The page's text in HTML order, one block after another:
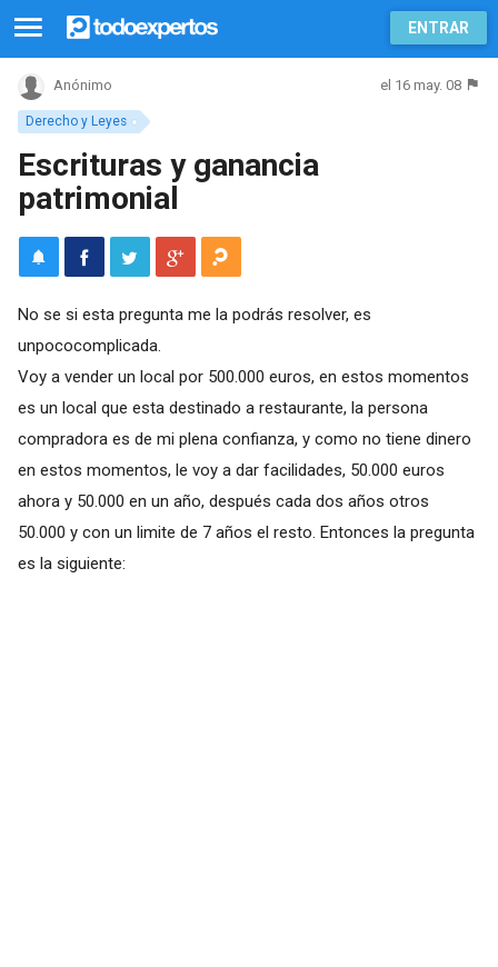
ENTRAR
Derecho y Leyes
Anónimo el 16 may. 08
Escrituras y ganancia
patrimonial
No se si esta pregunta me la podrás resolver, es
unpococomplicada.
Voy a vender un local por 500.000 euros, en estos momentos
es un local que esta destinado a restaurante, la persona
compradora es de mi plena confianza, y como no tiene dinero
en estos momentos, le voy a dar facilidades, 50.000 euros
ahora y 50.000 en un año, después cada dos años otros
50.000 y con un limite de 7 años el resto. Entonces la pregunta
es la siguiente: